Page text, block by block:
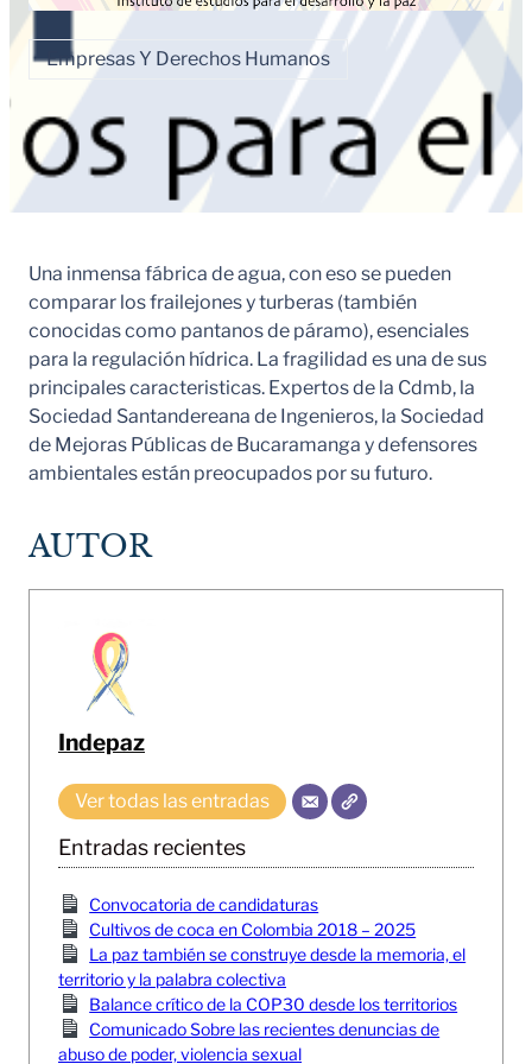
Empresas Y Derechos Humanos
Una inmensa fábrica de agua, con eso se pueden
comparar los frailejones y turberas (también
conocidas como pantanos de páramo), esenciales
para la regulación hídrica. La fragilidad es una de sus
principales caracteristicas. Expertos de la Cdmb, la
Sociedad Santandereana de Ingenieros, la Sociedad
de Mejoras Públicas de Bucaramanga y defensores
ambientales están preocupados por su futuro.
AUTOR
Indepaz
Ver todas las entradas
Entradas recientes
Convocatoria de candidaturas
Cultivos de coca en Colombia 2018 – 2025
La paz también se construye desde la memoria, el
territorio y la palabra colectiva
Balance crítico de la COP30 desde los territorios
Comunicado Sobre las recientes denuncias de
abuso de poder, violencia sexual